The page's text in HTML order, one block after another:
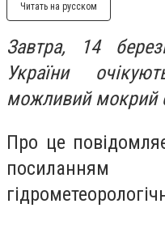
Читать на русском
Завтра, 14
України
можливий мокрий
Про це
посиланням